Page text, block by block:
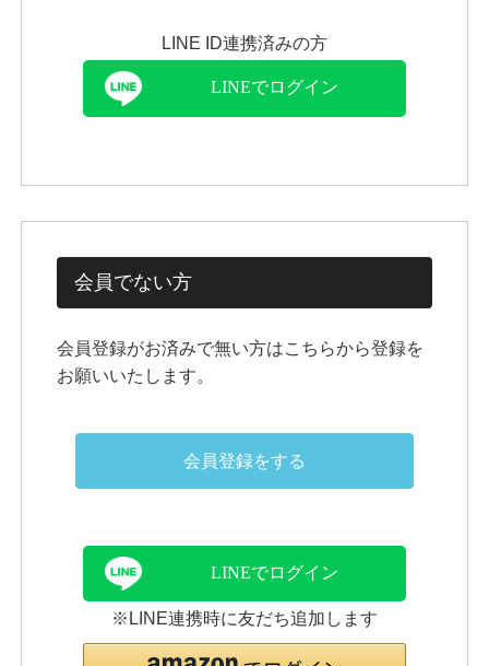
LINE ID連携済みの方
LINEでログイン
会員でない方
会員登録がお済みで無い方はこちらから登録を
お願いいたします。
会員登録をする
LINEでログイン
※LINE連携時に友だち追加します